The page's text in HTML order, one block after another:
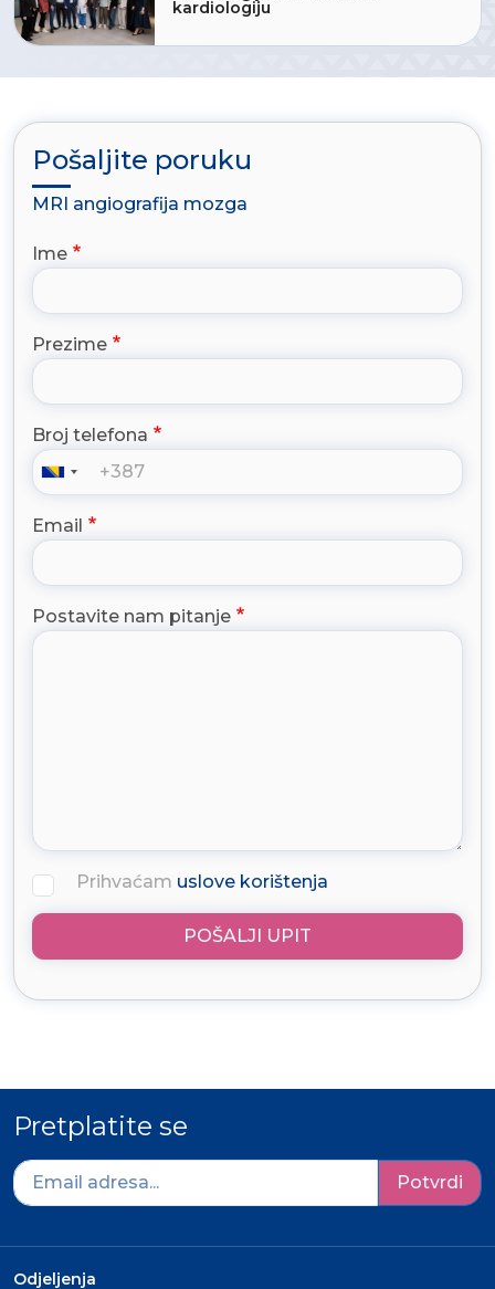
kardiologiju
Pošaljite poruku
MRI angiografija mozga
Ime
Prezime
Broj telefona
Email
Postavite nam pitanje
Prihvaćam uslove korištenja
POŠALJI UPIT
Pretplatite se
Potvrdi
Odjeljenja